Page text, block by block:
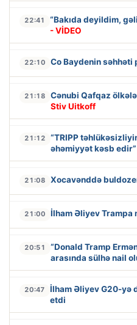
22:41
“Bakıda deyildim,
- VİDEO
22:10 Co Baydenin səhhəti
21:18 Cənubi Qafqaz
Stiv Uitkoff
21:12
“TRIPP
əhəmiyyət kəsb edir”
21:08 Xocavənddə
21:00 İlham Əliyev Trampa
20:51
“Donald Tramp
arasında sülhə nail
20:47
İlham Əliyev G20-yə
etdi